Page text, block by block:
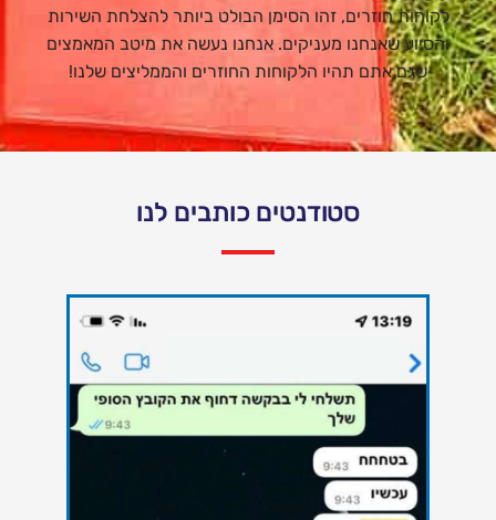
לקוחות חוזרים, זהו הסימן הבולט ביותר להצלחת השירות
והסיוע שאנחנו מעניקים. אנחנו נעשה את מיטב המאמצים
שגם אתם תהיו הלקוחות החוזרים והממליצים שלנו!
סטודנטים כותבים לנו